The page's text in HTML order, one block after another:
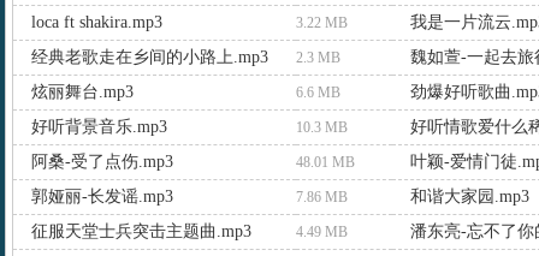
loca ft shakira.mp3
3.22 MB
我是一片流云
经典老歌走在乡间的小路上.mp3
2.3 MB
魏如萱-一起去旅
炫丽舞台.mp3
6.6 MB
劲爆好听歌曲
好听背景音乐.mp3
10.3 MB
好听情歌爱什么
阿桑-受了点伤.mp3
48.01 MB
叶颖-爱情门徒
郭娅丽-长发谣.mp3
7.86 MB
和谐大家园.mp3
征服天堂士兵突击主题曲.mp3
4.49 MB
潘东亮-忘不了你